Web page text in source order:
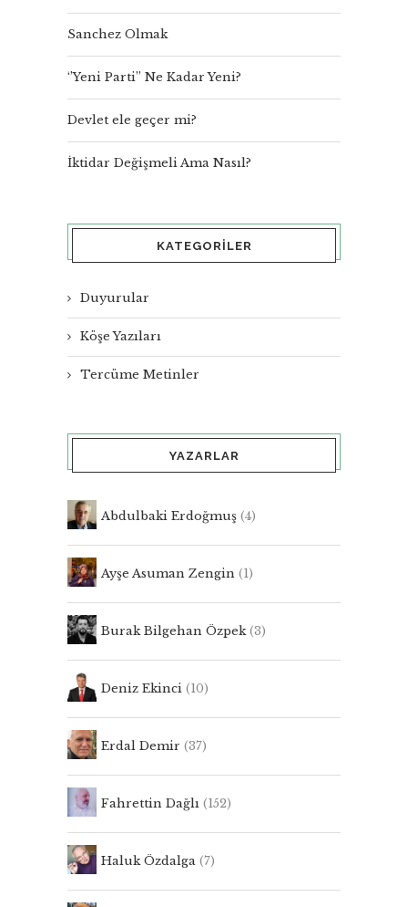
Sanchez Olmak
‘’Yeni Parti’’ Ne Kadar Yeni?
Devlet ele geçer mi?
İktidar Değişmeli Ama Nasıl?
KATEGORILER
Duyurular
Köşe Yazıları
Tercüme Metinler
YAZARLAR
Abdulbaki Erdoğmuş (4)
Ayşe Asuman Zengin (1)
Burak Bilgehan Özpek(3)
Deniz Ekinci (10)
Erdal Demir (37)
Fahrettin Dağlı (152)
Haluk Özdalga (7)